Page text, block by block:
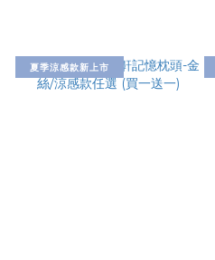
夏季涼感款新上市